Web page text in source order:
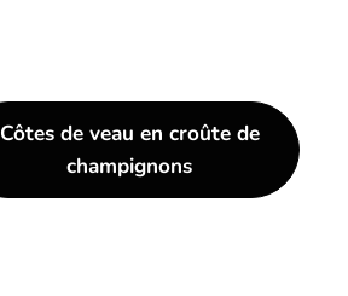
Côtes de veau en croûte de
champignons